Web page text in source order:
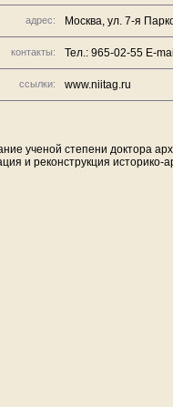
адрес: Москва, ул. 7-я
контакты: Тел.: 965-02-55 E-
ссылки: www.niitag.ru
ученой степени доктора
и реконструкция историко-